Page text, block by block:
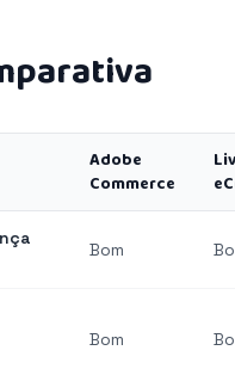
Adobe
Commerce
Bom
Bom